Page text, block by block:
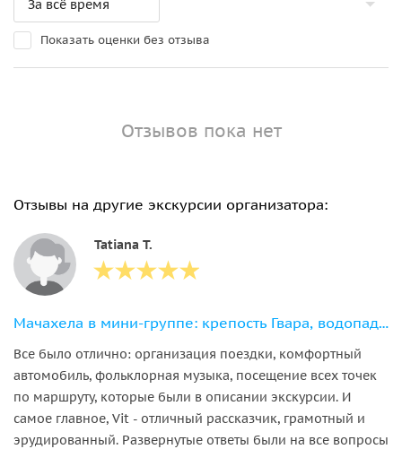
Показать оценки без отзыва
Отзывов пока нет
Отзывы на другие экскурсии организатора:
Tatiana Т.
Мачахела в мини-группе: крепость Гвара, водопады и кузница-музей за 8 часов
Все было отлично: организация поездки, комфортный
автомобиль, фольклорная музыка, посещение всех точек
по маршруту, которые были в описании экскурсии. И
самое главное, Vit - отличный рассказчик, грамотный и
эрудированный. Развернутые ответы были на все вопросы